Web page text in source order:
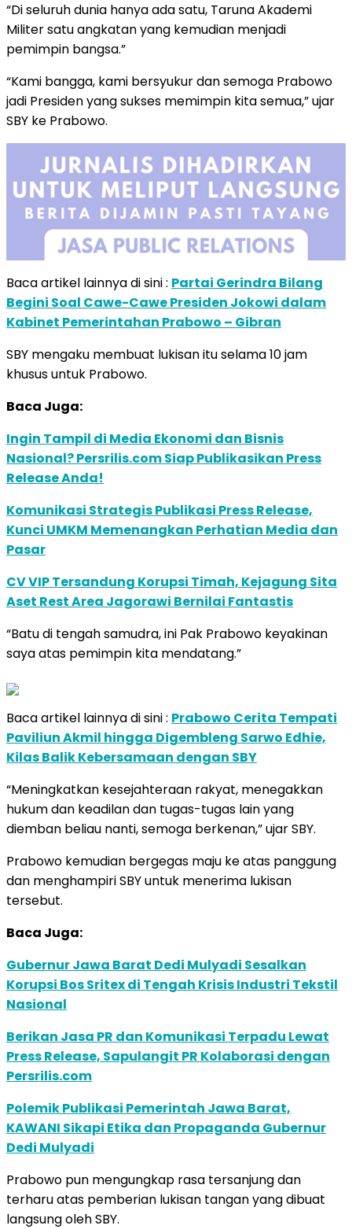
“Di seluruh dunia hanya ada satu, Taruna Akademi
Militer satu angkatan yang kemudian menjadi
pemimpin bangsa.”
“Kami bangga, kami bersyukur dan semoga Prabowo
jadi Presiden yang sukses memimpin kita semua,” ujar
SBY ke Prabowo.
Baca artikel lainnya di sini : Partai Gerindra Bilang
Begini Soal Cawe-Cawe Presiden Jokowi dalam
Kabinet Pemerintahan Prabowo – Gibran
SBY mengaku membuat lukisan itu selama 10 jam
khusus untuk Prabowo.
Baca Juga:
Ingin Tampil di Media Ekonomi dan Bisnis
Nasional? Persrilis.com Siap Publikasikan Press
Release Anda!
Komunikasi Strategis Publikasi Press Release,
Kunci UMKM Memenangkan Perhatian Media dan
Pasar
CV VIP Tersandung Korupsi Timah, Kejagung Sita
Aset Rest Area Jagorawi Bernilai Fantastis
“Batu di tengah samudra, ini Pak Prabowo keyakinan
saya atas pemimpin kita mendatang.”
Baca artikel lainnya di sini : Prabowo Cerita Tempati
Paviliun Akmil hingga Digembleng Sarwo Edhie,
Kilas Balik Kebersamaan dengan SBY
“Meningkatkan kesejahteraan rakyat, menegakkan
hukum dan keadilan dan tugas-tugas lain yang
diemban beliau nanti, semoga berkenan,” ujar SBY.
Prabowo kemudian bergegas maju ke atas panggung
dan menghampiri SBY untuk menerima lukisan
tersebut.
Baca Juga:
Gubernur Jawa Barat Dedi Mulyadi Sesalkan
Korupsi Bos Sritex di Tengah Krisis Industri Tekstil
Nasional
Berikan Jasa PR dan Komunikasi Terpadu Lewat
Press Release, Sapulangit PR Kolaborasi dengan
Persrilis.com
Polemik Publikasi Pemerintah Jawa Barat,
KAWANI Sikapi Etika dan Propaganda Gubernur
Dedi Mulyadi
Prabowo pun mengungkap rasa tersanjung dan
terharu atas pemberian lukisan tangan yang dibuat
langsung oleh SBY.